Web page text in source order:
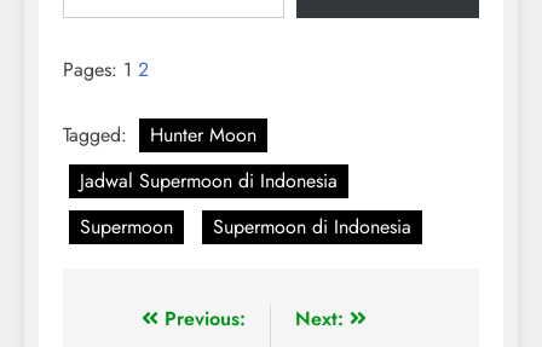
Pages: 1 2
Tagged:
Hunter Moon
Jadwal Supermoon di Indonesia
Supermoon
Supermoon di Indonesia
Previous:
Next: